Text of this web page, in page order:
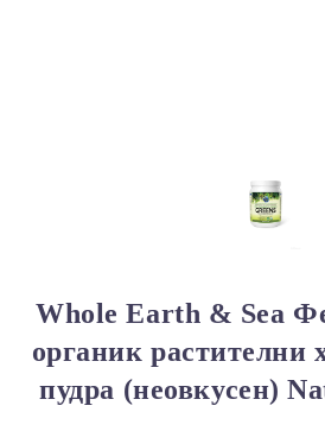
Whole Earth & Sea
органик растителни
пудра (неовкусен)